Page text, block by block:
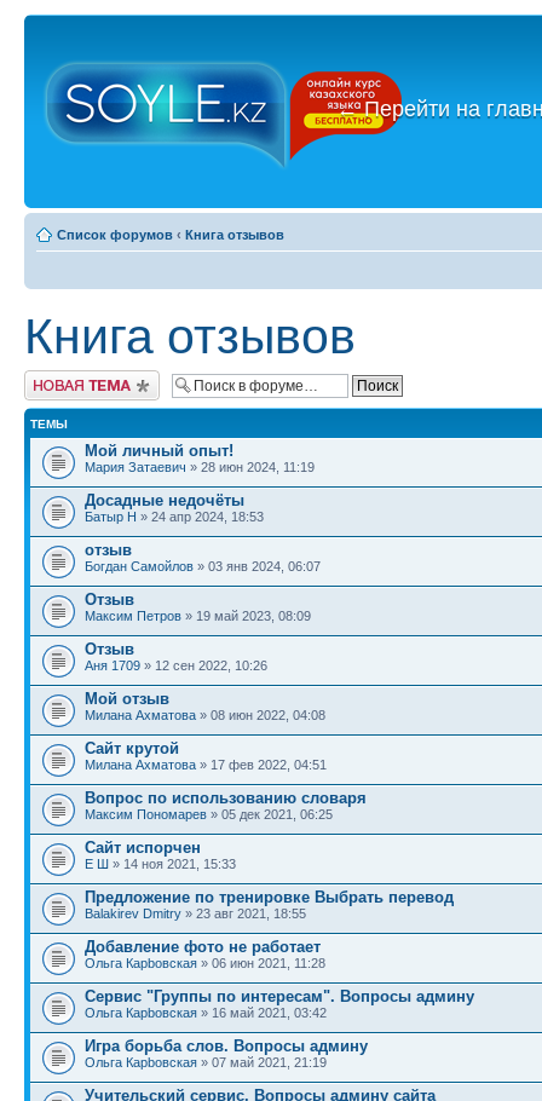
←Перейти на
Список форумов ‹ Книга отзывов
Книга отзывов
Новая тема
ТЕМЫ
Мой личный опыт!
Мария Затаевич » 28 июн 2024, 11:19
Досадные недочёты
Батыр Н » 24 апр 2024, 18:53
отзыв
Богдан Самойлов » 03 янв 2024, 06:07
Отзыв
Максим Петров » 19 май 2023, 08:09
Отзыв
Аня 1709 » 12 сен 2022, 10:26
Мой отзыв
Милана Ахматова » 08 июн 2022, 04:08
Сайт крутой
Милана Ахматова » 17 фев 2022, 04:51
Вопрос по использованию словаря
Максим Пономарев » 05 дек 2021, 06:25
Сайт испорчен
Е Ш » 14 ноя 2021, 15:33
Предложение по тренировке Выбрать перевод
Balakirev Dmitry » 23 авг 2021, 18:55
Добавление фото не работает
Ольга Карbовская » 06 июн 2021, 11:28
Сервис "Группы по интересам". Вопросы админу
Ольга Карbовская » 16 май 2021, 03:42
Игра борьба слов. Вопросы админу
Ольга Карbовская » 07 май 2021, 21:19
Учительский сервис. Вопросы админу сайта